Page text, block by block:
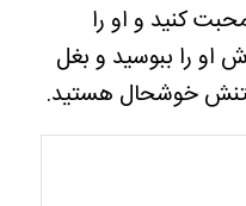
کنید و او را
او را ببوسید و بغل
خوشحال هستید.